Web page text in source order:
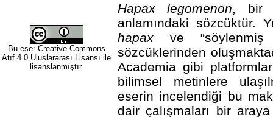
Bu eser Creative Commons
Atıf 4.0 Uluslararası Lisansı ile
lisanslanmıştır.
Hapax legomenon, bir
anlamındaki sözcüktür.
hapax ve “söylenmiş
sözcüklerinden
Academia gibi
bilimsel metinlere
eserin incelendiği bu
dair çalışmaları bir